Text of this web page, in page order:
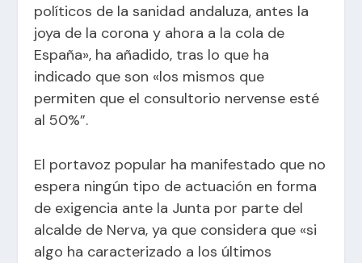
políticos de la sanidad andaluza, antes la
joya de la corona y ahora a la cola de
España», ha añadido, tras lo que ha
indicado que son «los mismos que
permiten que el consultorio nervense esté
al 50%”.
El portavoz popular ha manifestado que no
espera ningún tipo de actuación en forma
de exigencia ante la Junta por parte del
alcalde de Nerva, ya que considera que «si
algo ha caracterizado a los últimos